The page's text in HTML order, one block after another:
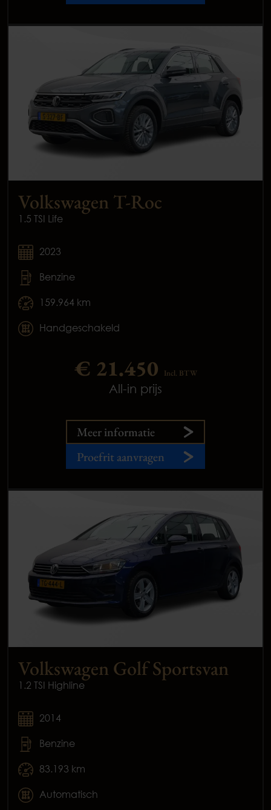
Volkswagen T-Roc
1.5 TSI Life
2023
Benzine
159.964 km
Handgeschakeld
€ 21.450 Incl. BTW
All-in prijs
Meer informatie
Proefrit aanvragen
Volkswagen Golf Sportsvan
1.2 TSI Highline
2014
Benzine
83.193 km
Automatisch